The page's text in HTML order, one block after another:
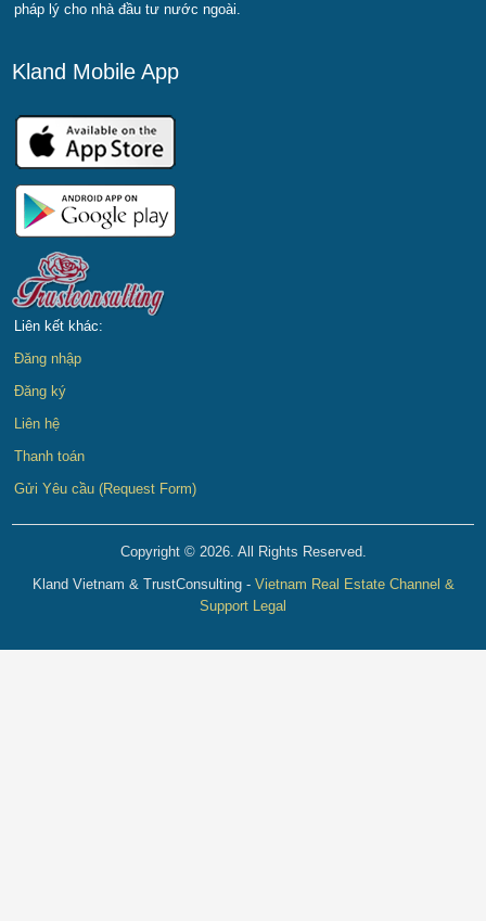
pháp lý cho nhà đầu tư nước ngoài.
Kland Mobile App
Liên kết khác:
Đăng nhập
Đăng ký
Liên hệ
Thanh toán
Gửi Yêu cầu (Request Form)
Copyright © 2026. All Rights Reserved.
Kland Vietnam & TrustConsulting - Vietnam Real Estate Channel &
Support Legal